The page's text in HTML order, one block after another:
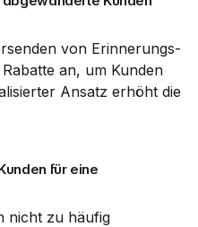
von Erinnerungs-
an, um Kunden
Ansatz erhöht die
für eine
nicht zu häufig